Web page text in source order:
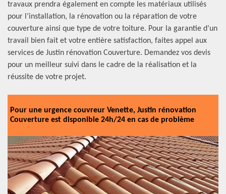
travaux prendra également en compte les matériaux utilisés
pour l’installation, la rénovation ou la réparation de votre
couverture ainsi que type de votre toiture. Pour la garantie d’un
travail bien fait et votre entière satisfaction, faites appel aux
services de Justin rénovation Couverture. Demandez vos devis
pour un meilleur suivi dans le cadre de la réalisation et la
réussite de votre projet.
Pour une urgence couvreur Venette, Justin rénovation
Couverture est disponible 24h/24 en cas de problème